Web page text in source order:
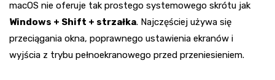
macOS nie oferuje tak prostego systemowego skrótu jak
Windows + Shift + strzałka. Najczęściej używa się
przeciągania okna, poprawnego ustawienia ekranów i
wyjścia z trybu pełnoekranowego przed przeniesieniem.